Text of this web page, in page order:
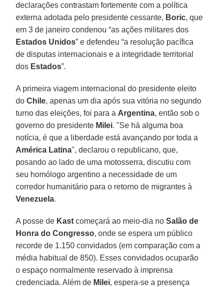
declarações contrastam fortemente com a política
externa adotada pelo presidente cessante, Boric, que
em 3 de janeiro condenou “as ações militares dos
Estados Unidos” e defendeu “a resolução pacífica
de disputas internacionais e a integridade territorial
dos Estados”.
A primeira viagem internacional do presidente eleito
doChile, apenas um dia após sua vitória no segundo
turno das eleições, foi para a Argentina, então sob o
governo do presidente Milei. "Se há alguma boa
notícia, é que a liberdade está avançando por toda a
América Latina", declarou o republicano, que,
posando ao lado de uma motosserra, discutiu com
seu homólogo argentino a necessidade de um
corredor humanitário para o retorno de migrantes à
Venezuela.
A posse de Kast começará ao meio-dia noSalão de
Honra do Congresso, onde se espera um público
recorde de 1.150 convidados (em comparação com a
média habitual de 850). Esses convidados ocuparão
o espaço normalmente reservado à imprensa
credenciada. Além de Milei, espera-se a presença